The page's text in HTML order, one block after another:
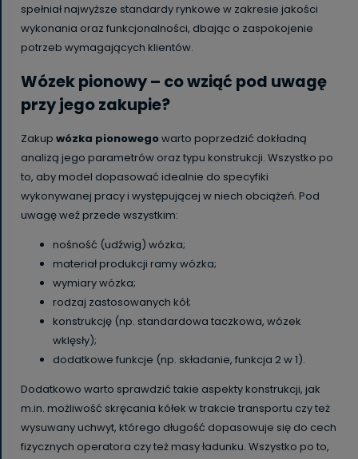
spełniał najwyższe standardy rynkowe w zakresie jakości
wykonania oraz funkcjonalności, dbając o zaspokojenie
potrzeb wymagających klientów.
Wózek pionowy – co wziąć pod uwagę
przy jego zakupie?
Zakup wózka pionowegowarto poprzedzić dokładną
analizą jego parametrów oraz typu konstrukcji. Wszystko po
to, aby model dopasować idealnie do specyfiki
wykonywanej pracy i występującej w niech obciążeń. Pod
uwagę weź przede wszystkim:
nośność (udźwig) wózka;
materiał produkcji ramy wózka;
wymiary wózka;
rodzaj zastosowanych kół;
konstrukcję (np. standardowa taczkowa, wózek
wklęsły);
dodatkowe funkcje (np. składanie, funkcja 2 w 1).
Dodatkowo warto sprawdzić takie aspekty konstrukcji, jak
m.in. możliwość skręcania kółek w trakcie transportu czy też
wysuwany uchwyt, którego długość dopasowuje się do cech
fizycznych operatora czy też masy ładunku. Wszystko po to,